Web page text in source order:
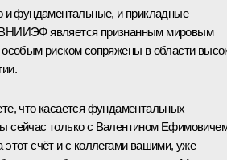
и фундаментальные, и прикладные
является признанным мировым
риском сопряжены в области
что касается фундаментальных
сейчас только с Валентином
этот счёт и с коллегами вашими, уже